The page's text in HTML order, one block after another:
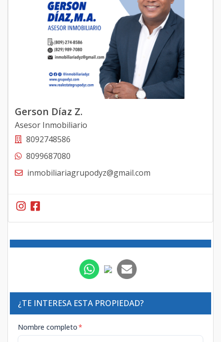
Gerson Díaz Z.
Asesor Inmobiliario
8092748586
8099687080
inmobiliariagrupodyz@gmail.com
¿TE INTERESA ESTA PROPIEDAD?
Nombre completo*